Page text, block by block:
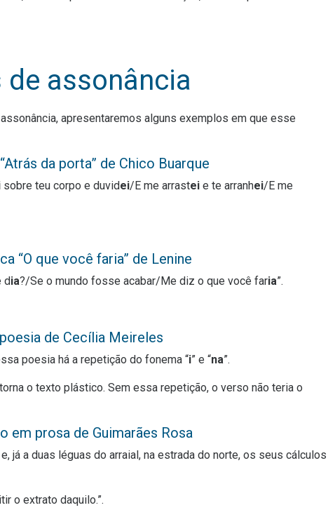
de assonância
apresentaremos alguns exemplos em que esse
da porta” de Chico Buarque
sobre teu corpo e duvidei/E me arrastei e te arranhei/E me
“O que você faria” de Lenine
dia?/Se o mundo fosse acabar/Me diz o que você faria”.
de Cecília Meireles
poesia há a repetição do fonema “i” e “na”.
o texto plástico. Sem essa repetição, o verso não teria o
em prosa de Guimarães Rosa
e, já a duas léguas do arraial, na estrada do norte, os seus cálculos
o extrato daquilo.”.